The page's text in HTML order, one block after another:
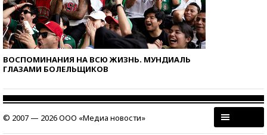
ВОСПОМИНАНИЯ НА ВСЮ ЖИЗНЬ. МУНДИАЛЬ
ГЛАЗАМИ БОЛЕЛЬЩИКОВ
© 2007 — 2026 ООО «Медиа новости»